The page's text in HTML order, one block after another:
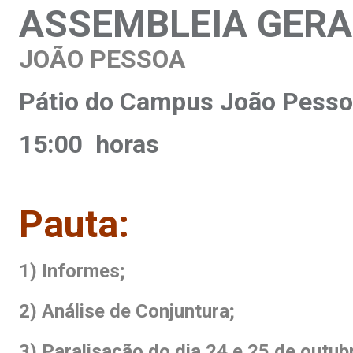
ASSEMBLEIA
JOÃO PESSOA
Pátio do Campus João
15:00 horas
Pauta:
1) Informes;
2) Análise de Conjuntura;